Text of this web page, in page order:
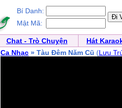
Bí Danh:
Mật Mã:
Chat - Trò Chuyện
Hát
Ca Nhạc » Tàu Đêm Năm Cũ (Lưu